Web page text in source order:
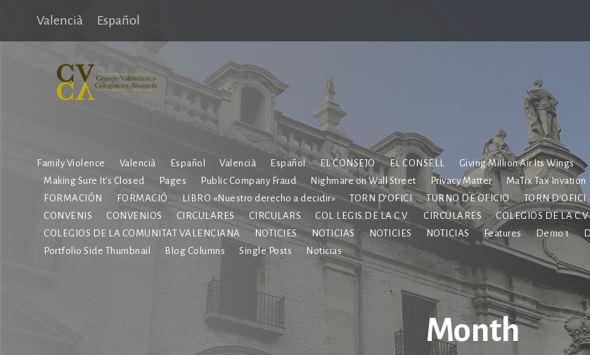
Valencià Español
Family Violence Valencià Español Valencià Español EL CONSEJO EL CONSELL Giving Million Air Its Wings
Making Sure It’s Closed
Pages Public Company Fraud Nighmare on Wall Street Privacy Matter MaTix Tax Invation
FORMACIÓN
FORMACIÓ LIBRO «Nuestro derecho a decidir» TORN D’OFICI TURNO DE OFICIO TORN D’OFICI
CONVENIS
CONVENIOS CIRCULARES CIRCULARS COL·LEGIS DE LA C.V. CIRCULARES COLEGIOS DE LA C.V
COLEGIOS DE LA COMUNITAT VALENCIANA
NOTICIES NOTICIAS NOTICIES NOTICIAS Features Demo 1
Portfolio Side Thumbnail
Blog Columns Single Posts Noticias
Month